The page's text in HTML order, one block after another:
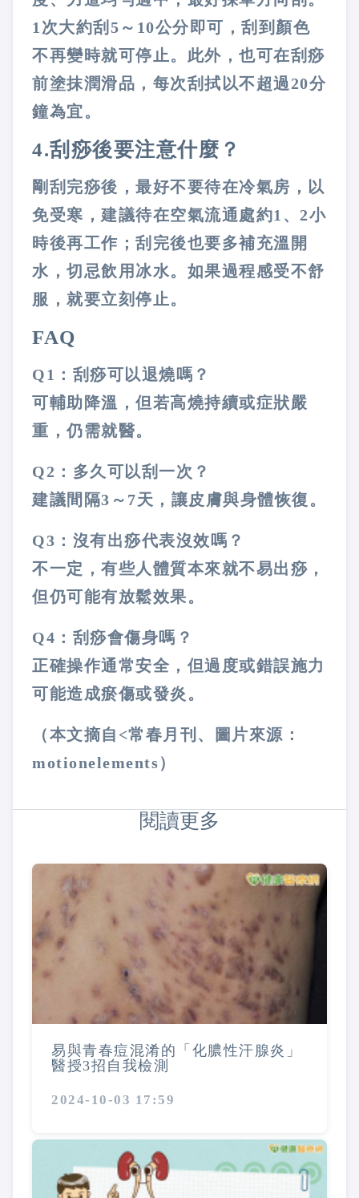
1 次大約刮 5 ～ 10公分即可，刮到顏色
不再變時就可停止。此外，也可在刮痧
前塗抹潤滑品，每次刮拭以不超過20分
鐘為宜。
4.刮痧後要注意什麼？
剛刮完痧後，最好不要待在冷氣房，以
免受寒，建議待在空氣流通處約1 、 2小
時後再工作；刮完後也要多補充溫開
水，切忌飲用冰水。如果過程感受不舒
服，就要立刻停止。
FAQ
Q1：刮痧可以退燒嗎？
可輔助降溫，但若高燒持續或症狀嚴
重，仍需就醫。
Q2：多久可以刮一次？
建議間隔3～7天，讓皮膚與身體恢復。
Q3：沒有出痧代表沒效嗎？
不一定，有些人體質本來就不易出痧，
但仍可能有放鬆效果。
Q4：刮痧會傷身嗎？
正確操作通常安全，但過度或錯誤施力
可能造成瘀傷或發炎。
（本文摘自<常春月刊、圖片來源：
motionelements）
閱讀更多
易與青春痘混淆的「化膿性汗腺炎」
醫授3招自我檢測
2024-10-03 17:59